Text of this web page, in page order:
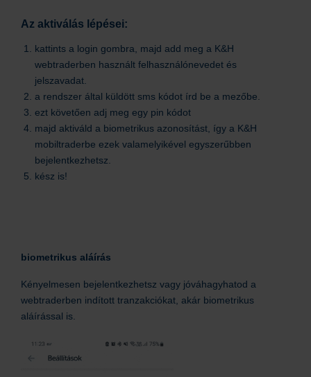
Az aktiválás lépései:
kattints a login gombra, majd add meg a K&H
webtraderben használt felhasználónevedet és
jelszavadat.
a rendszer által küldött sms kódot írd be a mezőbe.
ezt követően adj meg egy pin kódot
majd aktiváld a biometrikus azonosítást, így a K&H
mobiltraderbe ezek valamelyikével egyszerűbben
bejelentkezhetsz.
kész is!
biometrikus aláírás
Kényelmesen bejelentkezhetsz vagy jóváhagyhatod a
webtraderben indított tranzakciókat, akár biometrikus
aláírással is.